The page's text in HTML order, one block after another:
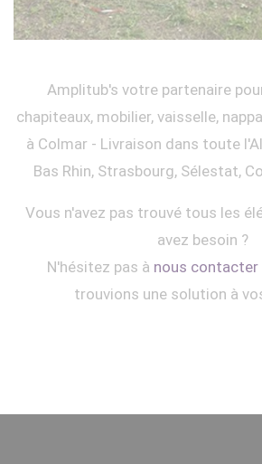
Amplitub's votre partenaire
chapiteaux, mobilier, vaisselle,
à Colmar - Livraison dans toute
Bas Rhin, Strasbourg, Sélestat,
Vous n'avez pas trouvé tous les
avez besoin ?
N'hésitez pas à nous contacter
trouvions une solution à